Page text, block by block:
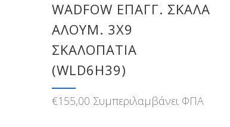
WADFOW ΕΠΑΓΓ. ΣΚΑΛΑ
ΑΛΟΥΜ. 3X9
ΣΚΑΛΟΠΑΤΙΑ
(WLD6H39)
€155,00 Συμπεριλαμβάνει ΦΠΑ